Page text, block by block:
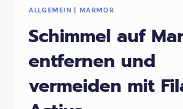
ALLGEMEIN | MARMOR
Schimmel auf
entfernen und
vermeiden mit